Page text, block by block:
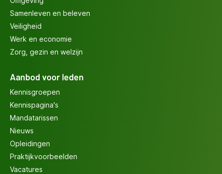
Samenleven en beleven
Veiligheid
Werk en economie
Zorg, gezin en welzijn
Aanbod voor leden
Kennisgroepen
Kennispagina's
Mandatarissen
Nieuws
Opleidingen
Praktijkvoorbeelden
Vacatures